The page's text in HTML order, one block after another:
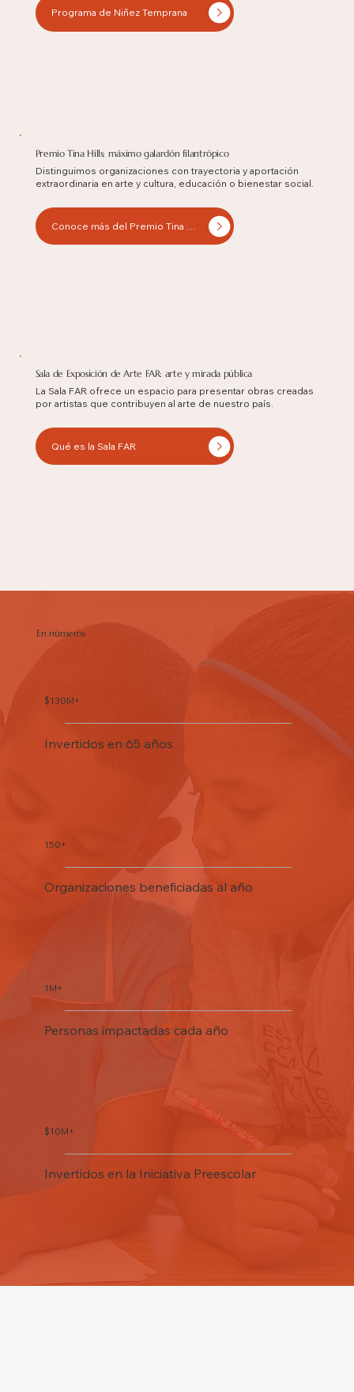
Sala de Exposición de Arte FAR: arte y mirada pública
La Sala FAR ofrece un espacio para presentar obras creadas
por artistas que contribuyen al arte de nuestro país.
Qué es la Sala FAR
Premio Tina Hills: máximo galardón filantrópico
Distinguimos organizaciones con trayectoria y aportación
extraordinaria en arte y cultura, educación o bienestar social.
Programa de Niñez Temprana
En números
$130M+
Invertidos en 65 años
150+
Organizaciones beneficiadas al año
1M+
Personas impactadas cada año
$10M+
Invertidos en la Iniciativa Preescolar